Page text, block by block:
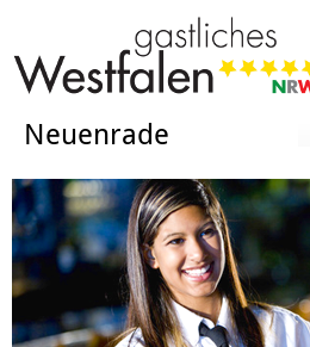
Neuenrade